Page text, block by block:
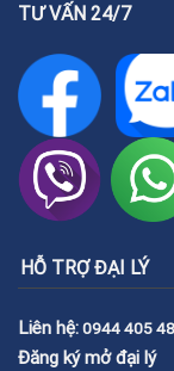
TƯ VẤN 24/7
HỖ TRỢ ĐẠI LÝ
Liên hệ:0944 405
Đăng ký mở đại lý